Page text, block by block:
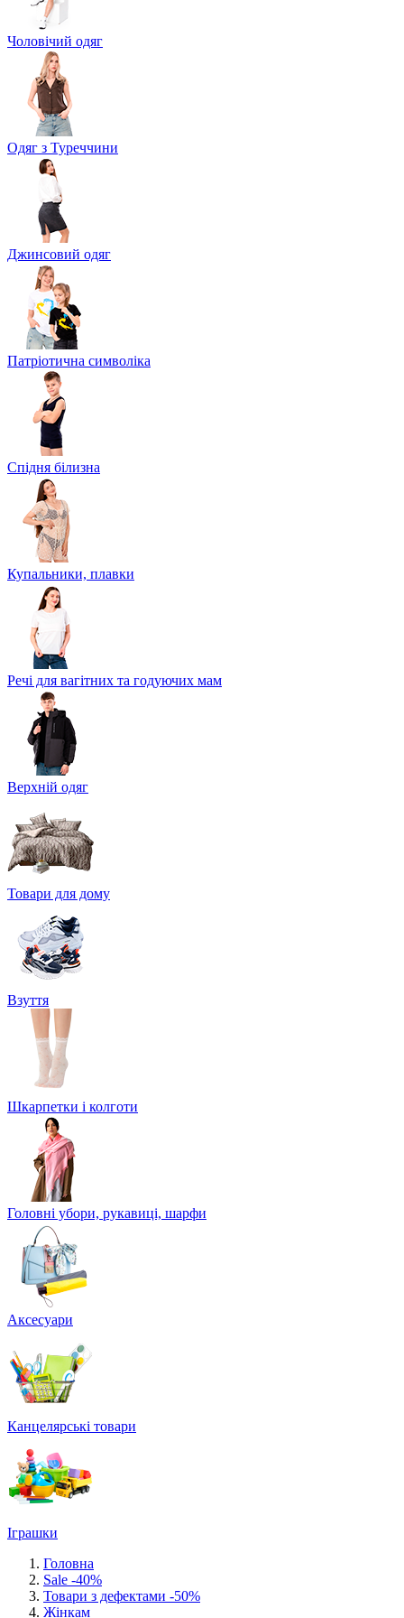
Чоловічий одяг
Одяг з Туреччини
Джинсовий одяг
Патріотична символіка
Спідня білизна
Купальники, плавки
Речі для вагітних та годуючих мам
Верхній одяг
Товари для дому
Взуття
Шкарпетки і колготи
Головні убори, рукавиці, шарфи
Аксесуари
Канцелярські товари
Іграшки
Головна
Sale -40%
Товари з дефектами -50%
Жінкам